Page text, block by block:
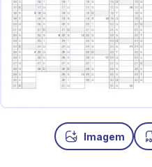
Imagem